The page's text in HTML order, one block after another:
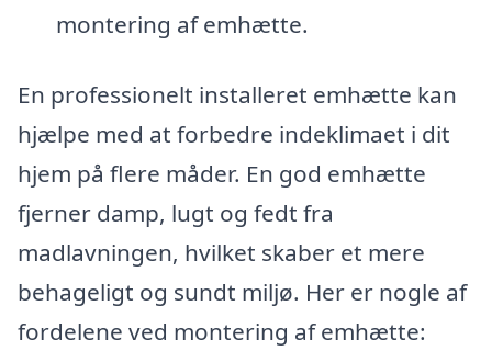
montering af emhætte.
En professionelt installeret emhætte kan
hjælpe med at forbedre indeklimaet i dit
hjem på flere måder. En god emhætte
fjerner damp, lugt og fedt fra
madlavningen, hvilket skaber et mere
behageligt og sundt miljø. Her er nogle af
fordelene ved montering af emhætte: